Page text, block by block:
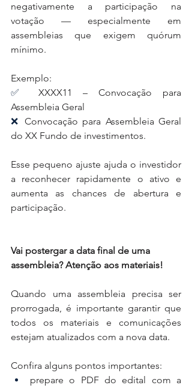
negativamente a participação na
votação — especialmente em
assembleias que exigem quórum
mínimo.
Exemplo:
✅ XXXX11 – Convocação para
Assembleia Geral
❌ Convocação para Assembleia Geral
do XX Fundo de investimentos.
Esse pequeno ajuste ajuda o investidor
a reconhecer rapidamente o ativo e
aumenta as chances de abertura e
participação.
Vai postergar a data final de uma
assembleia? Atenção aos materiais!
Quando uma assembleia precisa ser
prorrogada, é importante garantir que
todos os materiais e comunicações
estejam atualizados com a nova data.
Confira alguns pontos importantes:
prepare o PDF do edital com a